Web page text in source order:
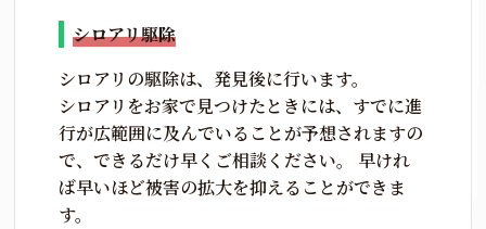
シロアリ駆除
シロアリの駆除は、発見後に行います。
シロアリをお家で見つけたときには、すでに進
行が広範囲に及んでいることが予想されますの
で、できるだけ早くご相談ください。 早けれ
ば早いほど被害の拡大を抑えることができま
す。